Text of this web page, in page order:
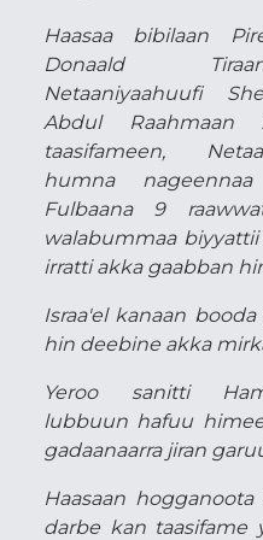
Haasaa bibilaan
Donaald
Netaaniyaahuufi
Abdul Raahmaan
taasifameen,
humna
Fulbaana 9
walabummaa
irratti akka gaabban
Israa'el kanaan
hin deebine akka
Yeroo sanitti
lubbuun hafuu
gadaanaarra jiran
Haasaan hogganoota
darbe kan taasifame